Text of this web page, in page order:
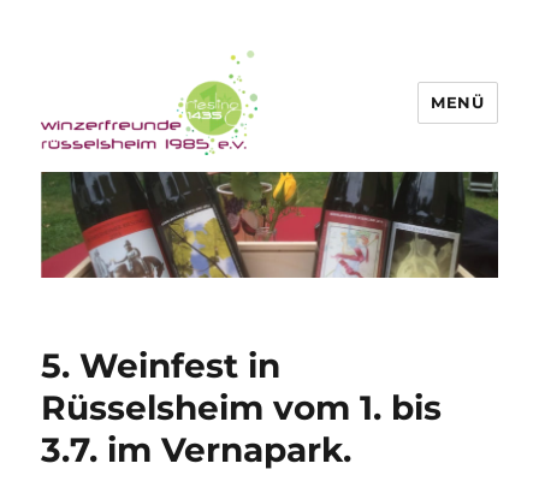
Winzerfreunde Rüsselsheim 1985
e.V.
MENÜ
5. Weinfest in
Rüsselsheim vom 1. bis
3.7. im Vernapark.